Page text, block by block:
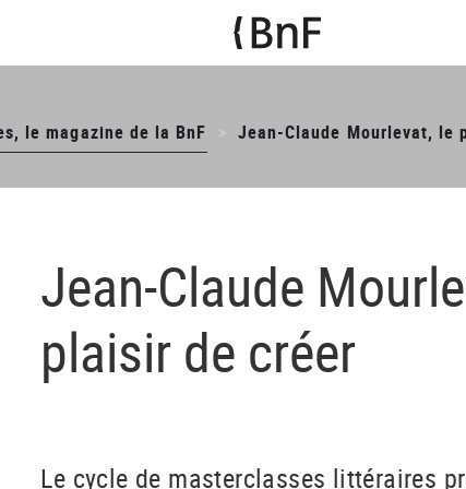
le magazine de la BnF Jean-Claude Mourlevat, le
Jean-Claude
plaisir de créer
Le cycle de masterclasses littéraires